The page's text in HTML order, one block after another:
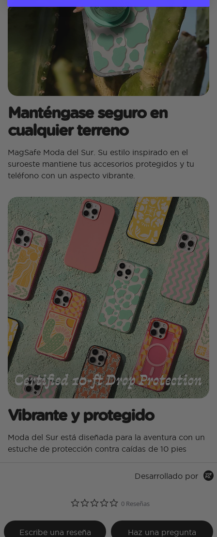
Manténgase seguro en
cualquier terreno
MagSafe Moda del Sur. Su estilo inspirado en el
suroeste mantiene tus accesorios protegidos y tu
teléfono con un aspecto vibrante.
Vibrante y protegido
Moda del Sur está diseñada para la aventura con un
estuche de protección contra caídas de 10 pies
Desarrollado por
0.0 star rating
0 Reseñas
Escribe una reseña Haz una pregunta